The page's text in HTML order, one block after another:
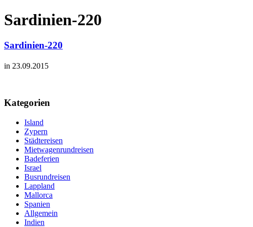
Sardinien-220
Sardinien-220
in 23.09.2015
Kategorien
Island
Zypern
Städtereisen
Mietwagenrundreisen
Badeferien
Israel
Busrundreisen
Lappland
Mallorca
Spanien
Allgemein
Indien